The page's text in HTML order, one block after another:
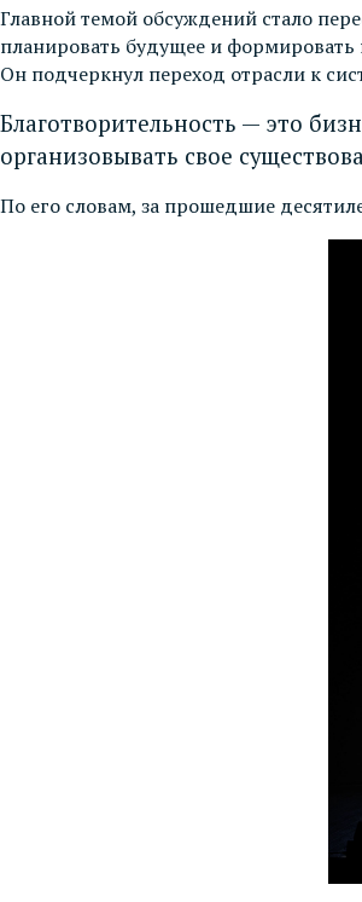
Главной темой обсуждений стало
планировать будущее и формировать
Он подчеркнул переход отрасли к
Благотворительность — это
организовывать свое
По его словам, за прошедшие